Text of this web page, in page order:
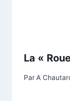
La «
ParA